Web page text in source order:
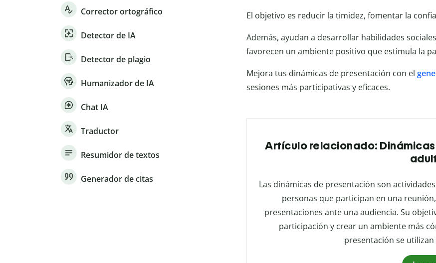
Corrector ortográfico
Detector de IA
Detector de plagio
Humanizador de IA
Chat IA
Traductor
Resumidor de textos
Generador de citas
El objetivo es reducir la timidez, fomentar la
Además, ayudan a desarrollar habilidades
favorecen un ambiente positivo que estimula la
Mejora tus dinámicas de presentación con el
sesiones más participativas y eficaces.
Artículo relacionado:
Las dinámicas de presentación son
personas que participan en una
presentaciones ante una audiencia. Su
participación y crear un ambiente más
presentación se